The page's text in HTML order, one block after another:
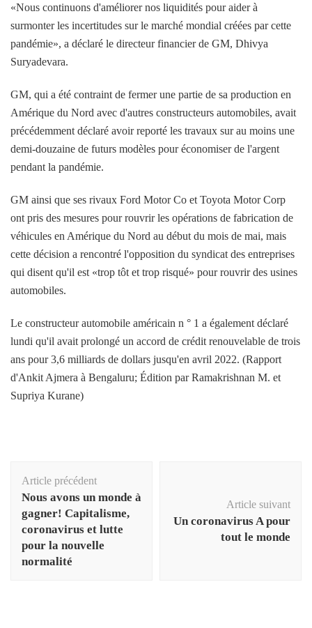
«Nous continuons d'améliorer nos liquidités pour aider à
surmonter les incertitudes sur le marché mondial créées par cette
pandémie», a déclaré le directeur financier de GM, Dhivya
Suryadevara.
GM, qui a été contraint de fermer une partie de sa production en
Amérique du Nord avec d'autres constructeurs automobiles, avait
précédemment déclaré avoir reporté les travaux sur au moins une
demi-douzaine de futurs modèles pour économiser de l'argent
pendant la pandémie.
GM ainsi que ses rivaux Ford Motor Co et Toyota Motor Corp
ont pris des mesures pour rouvrir les opérations de fabrication de
véhicules en Amérique du Nord au début du mois de mai, mais
cette décision a rencontré l'opposition du syndicat des entreprises
qui disent qu'il est «trop tôt et trop risqué» pour rouvrir des usines
automobiles.
Le constructeur automobile américain n ° 1 a également déclaré
lundi qu'il avait prolongé un accord de crédit renouvelable de trois
ans pour 3,6 milliards de dollars jusqu'en avril 2022. (Rapport
d'Ankit Ajmera à Bengaluru; Édition par Ramakrishnan M. et
Supriya Kurane)
d'article
Article précédent
Nous avons un monde à
gagner! Capitalisme,
coronavirus et lutte
pour la nouvelle
normalité
Article suivant
Un coronavirus A pour
tout le monde